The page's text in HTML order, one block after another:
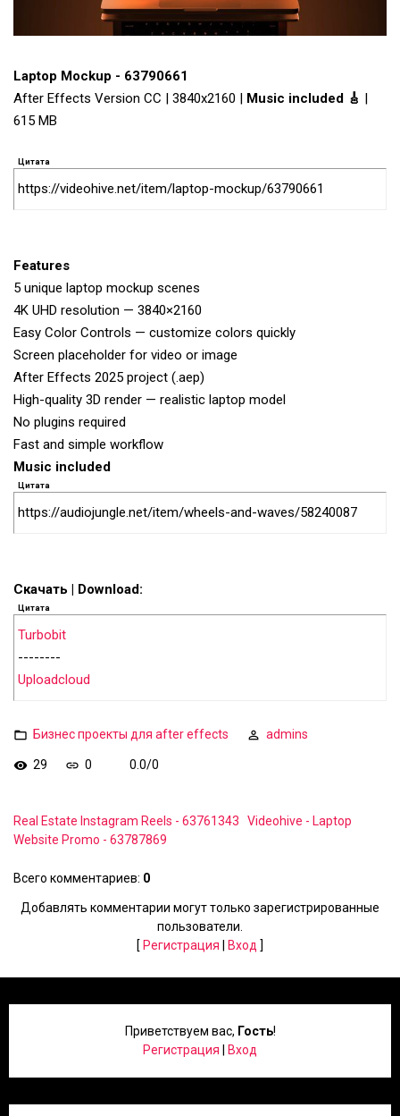
Laptop Mockup - 63790661
After Effects Version CC | 3840x2160 | Music included 🎸 |
615 MB
Цитата
https://videohive.net/item/laptop-mockup/63790661
Features
5 unique laptop mockup scenes
4K UHD resolution — 3840×2160
Easy Color Controls — customize colors quickly
Screen placeholder for video or image
After Effects 2025 project (.aep)
High-quality 3D render — realistic laptop model
No plugins required
Fast and simple workflow
Music included
Цитата
https://audiojungle.net/item/wheels-and-waves/58240087
Скачать | Download:
Цитата
Turbobit
--------
Uploadcloud
Бизнес проекты для after effects admins
29 0 0.0/0
Real Estate Instagram Reels - 63761343
Videohive - Laptop
Website Promo - 63787869
Всего комментариев: 0
Добавлять комментарии могут только зарегистрированные
пользователи.
[ Регистрация Вход ]
Приветствуем вас, Гость!
Регистрация
Вход